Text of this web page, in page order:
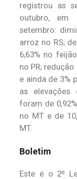
registrou as
outubro, em
setembro:
arroz no RS;
6,63% no
no PR;
e ainda de 3%
as
foram de
no MT e de
MT.
Boletim
Este é o 2º